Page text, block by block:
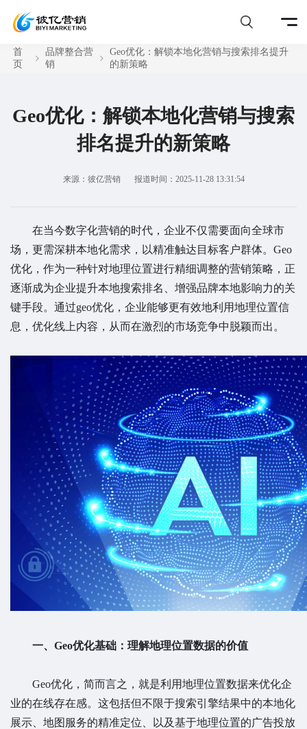
首
页
品牌整合营
销
Geo优化：解锁本地化营销与搜索排名提升
的新策略
Geo优化：解锁本地化营销与搜索
排名提升的新策略
来源：彼亿营销 报道时间：2025-11-28 13:31:54
在当今数字化营销的时代，企业不仅需要面向全球市
场，更需深耕本地化需求，以精准触达目标客户群体。Geo
优化，作为一种针对地理位置进行精细调整的营销策略，正
逐渐成为企业提升本地搜索排名、增强品牌本地影响力的关
键手段。通过geo优化，企业能够更有效地利用地理位置信
息，优化线上内容，从而在激烈的市场竞争中脱颖而出。
一、Geo优化基础：理解地理位置数据的价值
Geo优化，简而言之，就是利用地理位置数据来优化企
业的在线存在感。这包括但不限于搜索引擎结果中的本地化
展示、地图服务的精准定位、以及基于地理位置的广告投放